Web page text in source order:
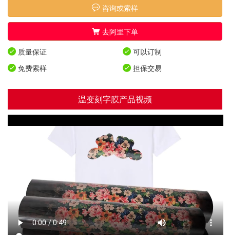
咨询或索样
去阿里下单
质量保证
可以订制
免费索样
担保交易
温变刻字膜产品视频